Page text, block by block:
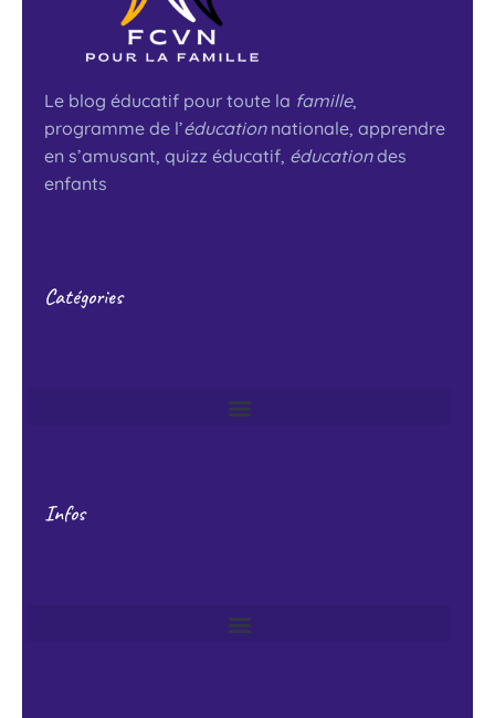
Le blog éducatif pour toute la famille,
programme de l’éducationnationale, apprendre
en s’amusant, quizz éducatif, éducationdes
enfants
Catégories
Infos